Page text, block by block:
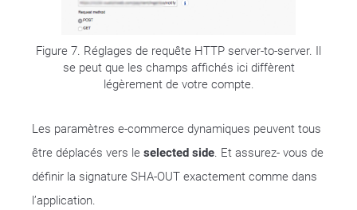
Figure 7. Réglages de requête HTTP server-to-server. Il
se peut que les champs affichés ici diffèrent
légèrement de votre compte.
Les paramètres e-commerce dynamiques peuvent tous
être déplacés vers le selected side. Et assurez- vous de
définir la signature SHA-OUT exactement comme dans
l’application.